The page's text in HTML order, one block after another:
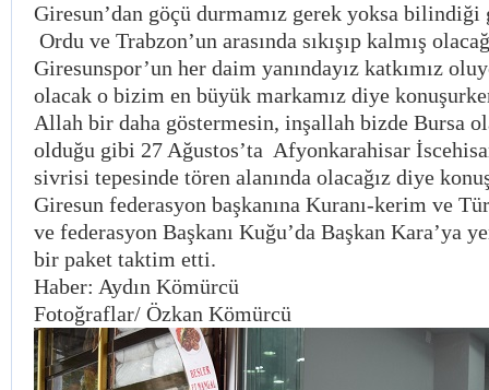
Giresun’dan göçü durmamız gerek yoksa
Ordu ve Trabzon’un arasında sıkışıp kalmış
Giresunspor’un her daim yanındayız katkımız
olacak o bizim en büyük markamız diye
Allah bir daha göstermesin, inşallah bizde Bursa
olduğu gibi 27 Ağustos’ta Afyonkarahisar
sivrisi tepesinde tören alanında olacağız diye
Giresun federasyon başkanına Kuranı-kerim ve
ve federasyon Başkanı Kuğu’da Başkan Kara’ya
bir paket taktim etti.
Haber: Aydın Kömürcü
Fotoğraflar/ Özkan Kömürcü